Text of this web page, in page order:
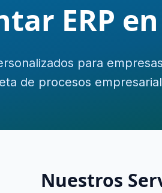
ERP
para
de procesos
Nuestros